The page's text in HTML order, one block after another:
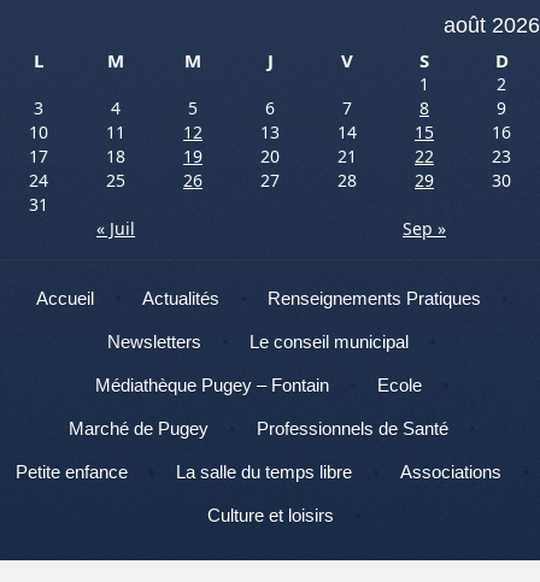
août 2026
L
M M J V S D
1
2
3
4 5 6 7 8
9
10
11 12 13 14 15
16
17
18 19 20 21 22
23
24
25 26 27 28 29
30
31
« Juil
Sep »
Menu
Aller au contenu
Accueil Actualités Renseignements Pratiques
Newsletters Le conseil municipal
Médiathèque Pugey – Fontain Ecole
Marché de Pugey Professionnels de Santé
Petite enfance La salle du temps libre Associations
Culture et loisirs